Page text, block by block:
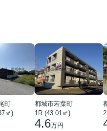
町
㎡)
都城市若葉町
1R (43.01㎡)
4.6万円